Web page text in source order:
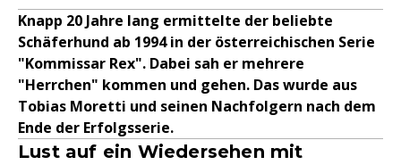
Knapp 20 Jahre lang ermittelte der beliebte
Schäferhund ab 1994 in der österreichischen Serie
"Kommissar Rex". Dabei sah er mehrere
"Herrchen" kommen und gehen. Das wurde aus
Tobias Moretti und seinen Nachfolgern nach dem
Ende der Erfolgsserie.
Lust auf ein Wiedersehen mit